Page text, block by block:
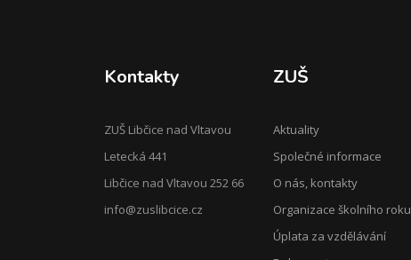
Kontakty
ZUŠ Libčice nad Vltavou
Letecká 441
Libčice nad Vltavou 252 66
info@zuslibcice.cz
ZUŠ
Aktuality
Společné informace
O nás, kontakty
Organizace školního roku
Úplata za vzdělávání